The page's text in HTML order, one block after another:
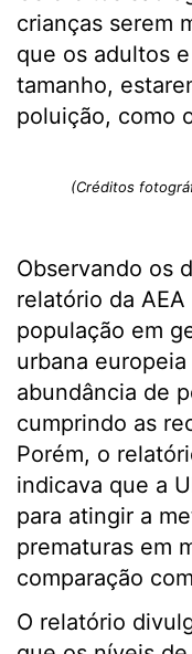
crianças serem
que os adultos
tamanho,
poluição, como
(Créditos
Observando os
relatório da
população em
urbana
abundância de
cumprindo as
Porém, o
indicava que a
para atingir a
prematuras em
comparação
O relatório